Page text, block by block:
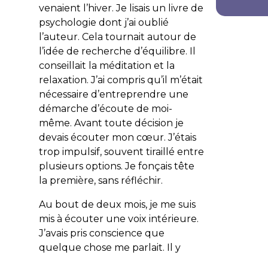
venaient l’hiver. Je lisais un livre de
psychologie dont j’ai oublié
l’auteur. Cela tournait autour de
l’idée de recherche d’équilibre. Il
conseillait la méditation et la
relaxation. J’ai compris qu’il m’était
nécessaire d’entreprendre une
démarche d’écoute de moi-
même. Avant toute décision je
devais écouter mon cœur. J’étais
trop impulsif, souvent tiraillé entre
plusieurs options. Je fonçais tête
la première, sans réfléchir.
Au bout de deux mois, je me suis
mis à écouter une voix intérieure.
J’avais pris conscience que
quelque chose me parlait. Il y